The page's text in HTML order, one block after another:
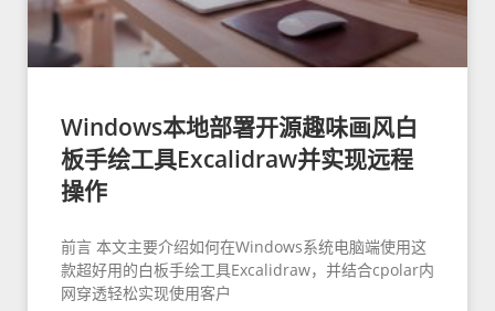
Windows本地部署开源趣味画风白
板手绘工具Excalidraw并实现远程
操作
前言 本文主要介绍如何在Windows系统电脑端使用这
款超好用的白板手绘工具Excalidraw，并结合cpolar内
网穿透轻松实现使用客户